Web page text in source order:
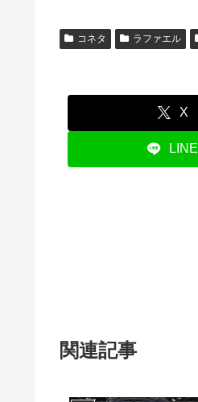
コネタ ラファエル
X
LINE
関連記事